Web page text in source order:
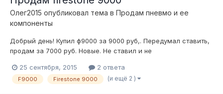
Олег2015 опубликовал тема в Продам пневмо и ее
компоненты
Добрый день! Купил ф9000 за 9000 руб,. Передумал ставить,
продам за 7000 руб. Новые. Не ставил и не
25 сентября, 2015
2 ответа
F9000 Firestone 9000 (и ещё 2 )